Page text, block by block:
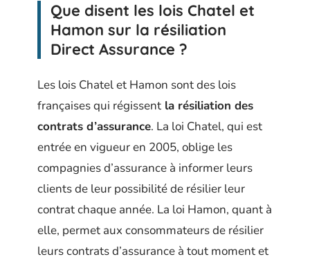
Que disent les lois Chatel et
Hamon sur la résiliation
Direct Assurance ?
Les lois Chatel et Hamon sont des lois
françaises qui régissent la résiliation des
contrats d’assurance. La loi Chatel, qui est
entrée en vigueur en 2005, oblige les
compagnies d’assurance à informer leurs
clients de leur possibilité de résilier leur
contrat chaque année. La loi Hamon, quant à
elle, permet aux consommateurs de résilier
leurs contrats d’assurance à tout moment et